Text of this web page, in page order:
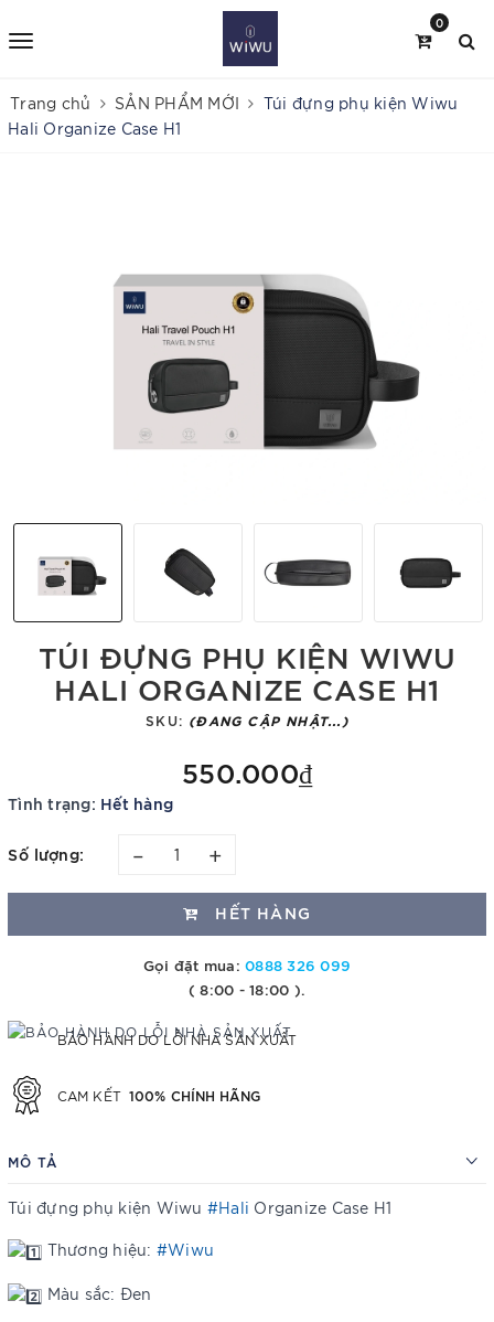
0
Trang chủ SẢN PHẨM MỚI
Túi đựng phụ kiện Wiwu
Hali Organize Case H1
TÚI ĐỰNG PHỤ KIỆN WIWU
HALI ORGANIZE CASE H1
SKU: (ĐANG CẬP NHẬT...)
550.000₫
Tình trạng: Hết hàng
Số lượng: – +
HẾT HÀNG
Gọi đặt mua:0888 326 099
( 8:00 - 18:00 ).
BẢO HÀNH DO LỖI NHÀ SẢN XUẤT
CAM KẾT 100% CHÍNH HÃNG
MÔ TẢ
Túi đựng phụ kiện Wiwu #Hali Organize Case H1
Thương hiệu: #Wiwu
Màu sắc: Đen